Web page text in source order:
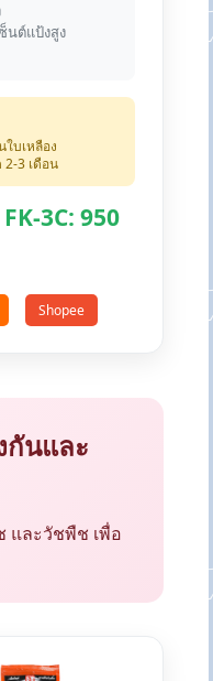
นต์แป้งสูง
ใบเหลือง
2-3 เดือน
3C: 950
Shopee
นและ
และวัชพืช เพื่อ